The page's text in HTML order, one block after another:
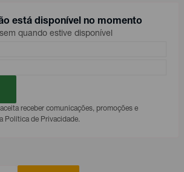
está disponível no momento
quando estive disponível
receber comunicações, promoções e
Política de Privacidade.